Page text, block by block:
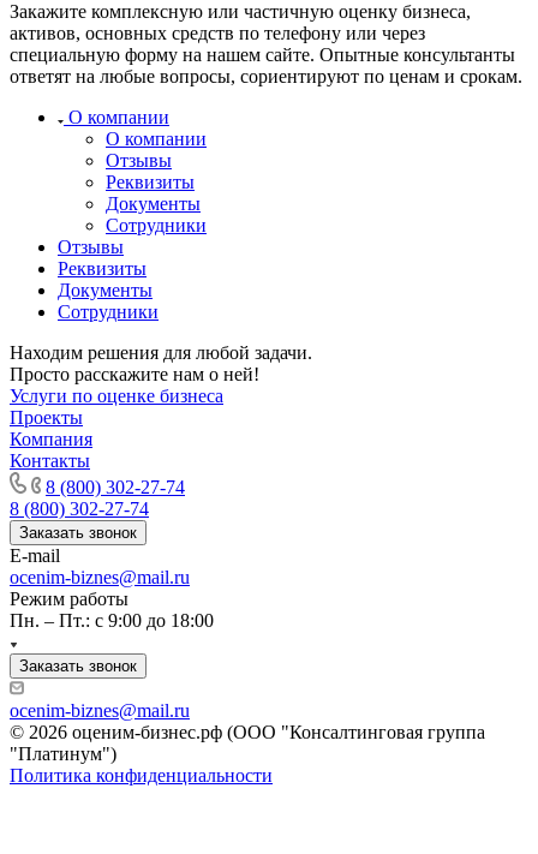
Закажите комплексную или частичную оценку бизнеса,
активов, основных средств по телефону или через
специальную форму на нашем сайте. Опытные консультанты
ответят на любые вопросы, сориентируют по ценам и срокам.
О компании
О компании
Отзывы
Реквизиты
Документы
Сотрудники
Отзывы
Реквизиты
Документы
Сотрудники
Находим решения для любой задачи.
Просто расскажите нам о ней!
Услуги по оценке бизнеса
Проекты
Компания
Контакты
8 (800) 302-27-74
8 (800) 302-27-74
Заказать звонок
E-mail
ocenim-biznes@mail.ru
Режим работы
Пн. – Пт.: с 9:00 до 18:00
Заказать звонок
ocenim-biznes@mail.ru
© 2026 оценим-бизнес.рф (ООО "Консалтинговая группа
"Платинум")
Политика конфиденциальности
Ижевск
Изобильный
Ипатово
Иркутск
Йошкар-Ола
Казань
Калининград
Калуга
Камбарка
Каменка
Каменск-Уральский
Каменск-Шахтинский
Камень-на-Оби
Камышин
Камышлов
Канаш
Кандалакша
Канск
Карачев
Карпинск
Касли
Каспийск
Кашира
Кемерово